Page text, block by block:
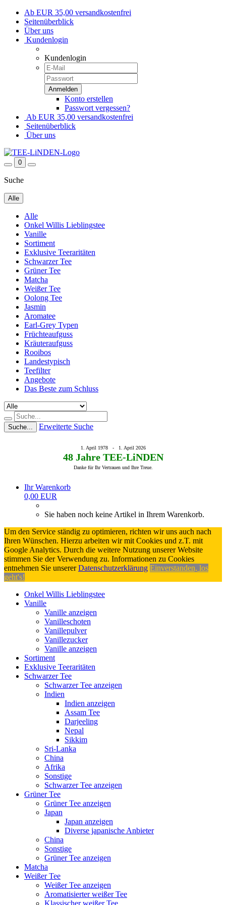
Ab EUR 35,00 versandkostenfrei
Seitenüberblick
Über uns
Kundenlogin
Kundenlogin
Konto erstellen
Passwort vergessen?
Ab EUR 35,00 versandkostenfrei
Seitenüberblick
Über uns
0
Suche
Alle
Alle
Onkel Willis Lieblingstee
Vanille
Sortiment
Exklusive Teeraritäten
Schwarzer Tee
Grüner Tee
Matcha
Weißer Tee
Oolong Tee
Jasmin
Aromatee
Earl-Grey Typen
Früchteaufguss
Kräuteraufguss
Rooibos
Landestypisch
Teefilter
Angebote
Das Beste zum Schluss
Suche... Erweiterte Suche
1. April 1978 - 1. April 2026
48 Jahre TEE-LiNDEN
Danke für Ihr Vertrauen und Ihre Treue.
Ihr Warenkorb
0,00 EUR
Sie haben noch keine Artikel in Ihrem Warenkorb.
Um den Service ständig zu optimieren, richten wir uns auch nach
Ihren Wünschen. Hierzu arbeiten wir mit Cookies und z.T. mit
Google Analytics. Durch die weitere Nutzung unserer Website
stimmen Sie der Verwendung zu. Informationen zu Cookies
entnehmen Sie unsererDatenschutzerklärung Einverstanden, los
geht's!
Onkel Willis Lieblingstee
Vanille
Vanille anzeigen
Vanilleschoten
Vanillepulver
Vanillezucker
Vanille anzeigen
Sortiment
Exklusive Teeraritäten
Schwarzer Tee
Schwarzer Tee anzeigen
Indien
Indien anzeigen
Assam Tee
Darjeeling
Nepal
Sikkim
Sri-Lanka
China
Afrika
Sonstige
Schwarzer Tee anzeigen
Grüner Tee
Grüner Tee anzeigen
Japan
Japan anzeigen
Diverse japanische Anbieter
China
Sonstige
Grüner Tee anzeigen
Matcha
Weißer Tee
Weißer Tee anzeigen
Aromatisierter weißer Tee
Klassischer weißer Tee